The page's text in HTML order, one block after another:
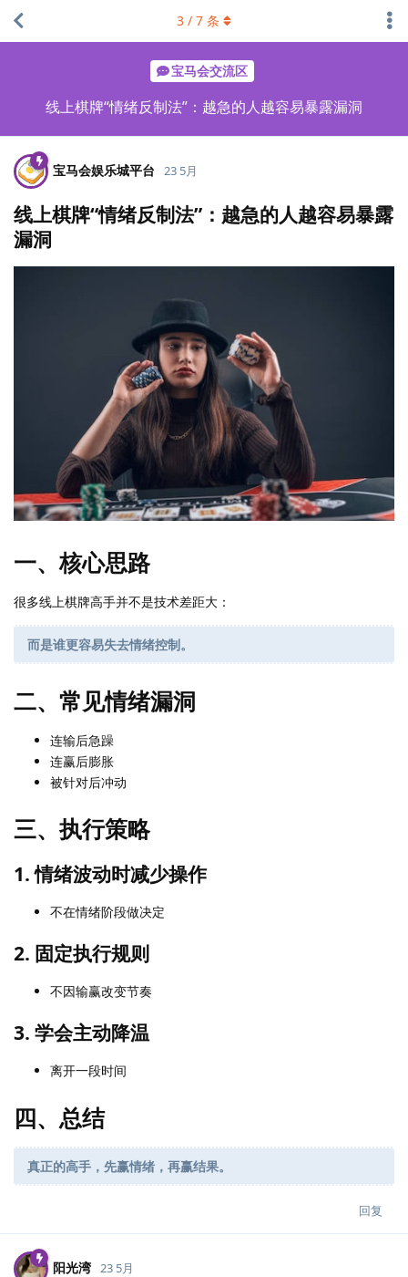
宝马会交流区
线上棋牌“情绪反制法”：越急的人越容易暴露漏洞
3 / 7 条
宝马会娱乐城平台 23 5月
线上棋牌“情绪反制法”：越急的人越容易暴露
漏洞
一、核心思路
很多线上棋牌高手并不是技术差距大：
而是谁更容易失去情绪控制。
二、常见情绪漏洞
连输后急躁
连赢后膨胀
被针对后冲动
三、执行策略
1. 情绪波动时减少操作
不在情绪阶段做决定
2. 固定执行规则
不因输赢改变节奏
3. 学会主动降温
离开一段时间
四、总结
真正的高手，先赢情绪，再赢结果。
回复
阳光湾 23 5月